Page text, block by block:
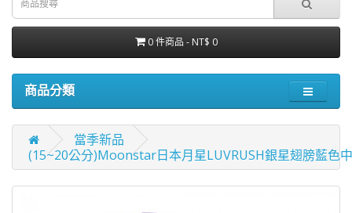
0 件商品 - NT$ 0
商品分類
當季新品
(15~20公分)Moonstar日本月星LUVRUSH銀星翅膀藍色